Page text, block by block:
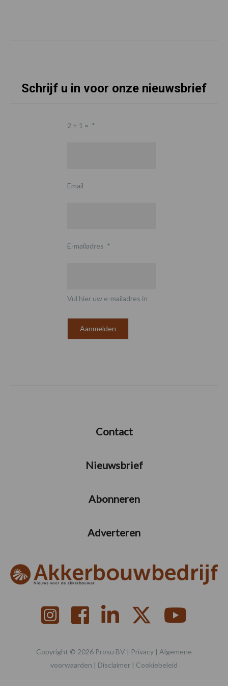
Schrijf u in voor onze nieuwsbrief
2 + 1 = *
Email
E-mailadres *
Vul hier uw e-mailadres in
Contact
Nieuwsbrief
Abonneren
Adverteren
Copyright © 2026 Prosu BV | Privacy | Algemene
voorwaarden | Disclaimer | Cookiebeleid